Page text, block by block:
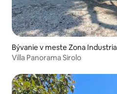
Bývanie v meste Zona
Villa Panorama Sirolo